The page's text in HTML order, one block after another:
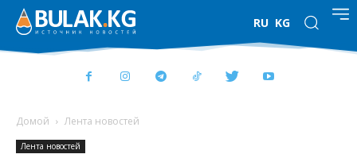
RU KG
Домой Лента новостей
Лента новостей